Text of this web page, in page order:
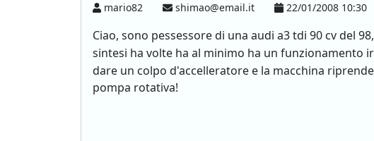
mario82 shimao@email.it 22/01/2008 10:30
Ciao, sono pessessore di una audi a3 tdi 90 cv del
sintesi ha volte ha al minimo ha un funzionamento
dare un colpo d'accelleratore e la macchina
pompa rotativa!